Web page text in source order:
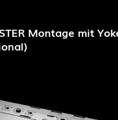
Montage mit